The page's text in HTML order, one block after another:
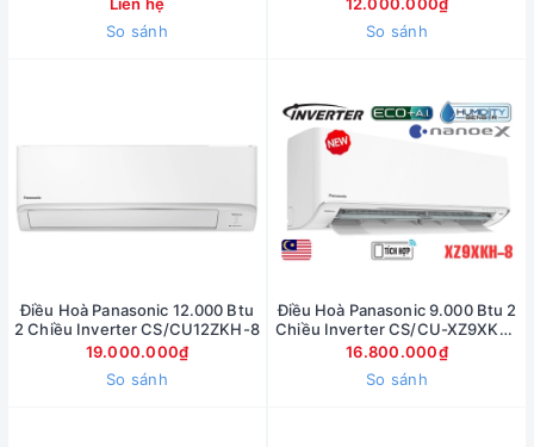
So sánh
So sánh
Điều Hoà Panasonic 12.000 Btu
2 Chiều Inverter CS/CU12ZKH-8
19.000.000₫
So sánh
Điều Hoà Panasonic 9.000 Btu 2
Chiều Inverter CS/CU-XZ9XKH-
8
16.800.000₫
So sánh